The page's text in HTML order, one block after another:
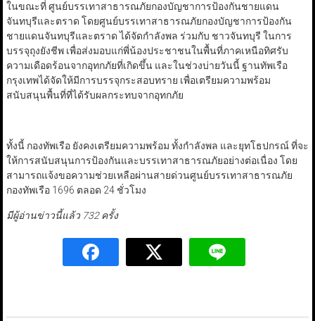
ในขณะที่ ศูนย์บรรเทาสาธารณภัยกองบัญชาการป้องกันชายแดน
จันทบุรีและตราด โดยศูนย์บรรเทาสาธารณภัยกองบัญชาการป้องกัน
ชายแดนจันทบุรีและตราด ได้จัดกำลังพล ร่วมกับ ชาวจันทบุรี ในการ
บรรจุถุงยังชีพ เพื่อส่งมอบแก่พี่น้องประชาชนในพื้นที่ภาคเหนือทิศรับ
ความเดือดร้อนจากอุทกภัยที่เกิดขึ้น และในช่วงบ่ายวันนี้ ฐานทัพเรือ
กรุงเทพได้จัดให้มีการบรรจุกระสอบทราย เพื่อเตรียมความพร้อม
สนับสนุนพื้นที่ที่ได้รับผลกระทบจากอุทกภัย
ทั้งนี้ กองทัพเรือ ยังคงเตรียมความพร้อม ทั้งกำลังพล และยุทโธปกรณ์ ที่จะ
ให้การสนับสนุนการป้องกันและบรรเทาสาธารณภัยอย่างต่อเนื่อง โดย
สามารถแจ้งขอความช่วยเหลือผ่านสายด่วนศูนย์บรรเทาสาธารณภัย
กองทัพเรือ 1696 ตลอด 24 ชั่วโมง
มีผู้อ่านข่าวนี้แล้ว 732 ครั้ง